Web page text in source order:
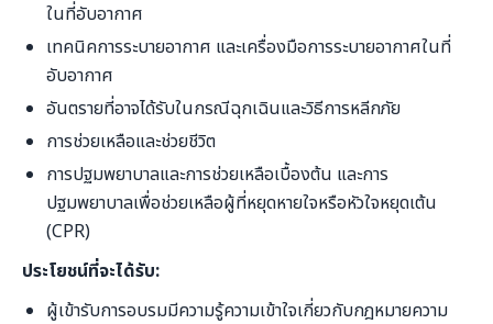
ในที่อับอากาศ
เทคนิคการระบายอากาศ และเครื่องมือการระบายอากาศในที่
อับอากาศ
อันตรายที่อาจได้รับในกรณีฉุกเฉินและวิธีการหลีกภัย
การช่วยเหลือและช่วยชีวิต
การปฐมพยาบาลและการช่วยเหลือเบื้องต้น และการ
ปฐมพยาบาลเพื่อช่วยเหลือผู้ที่หยุดหายใจหรือหัวใจหยุดเต้น
(CPR)
ประโยชน์ที่จะได้รับ:
ผู้เข้ารับการอบรมมีความรู้ความเข้าใจเกี่ยวกับกฎหมายความ